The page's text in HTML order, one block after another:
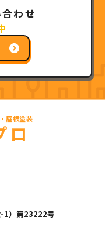
わせ
屋根塗装
ロ
）第23222号